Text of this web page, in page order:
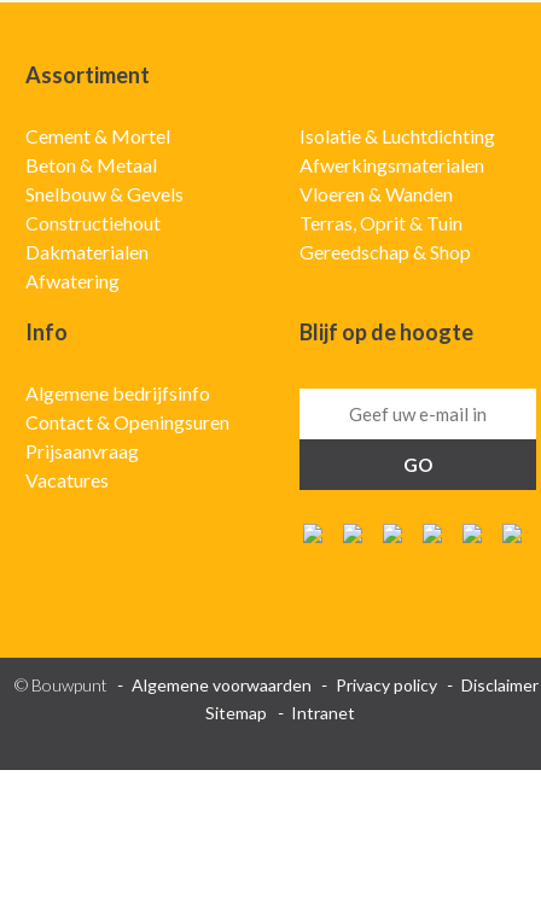
Assortiment
Cement & Mortel
Beton & Metaal
Snelbouw & Gevels
Constructiehout
Dakmaterialen
Afwatering
Isolatie & Luchtdichting
Afwerkingsmaterialen
Vloeren & Wanden
Terras, Oprit & Tuin
Gereedschap & Shop
Info
Algemene bedrijfsinfo
Contact & Openingsuren
Prijsaanvraag
Vacatures
Blijf op de hoogte
© Bouwpunt Algemene voorwaarden Privacy policy
Disclaimer
Sitemap
Intranet